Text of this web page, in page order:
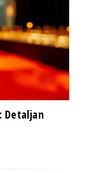
Detaljan